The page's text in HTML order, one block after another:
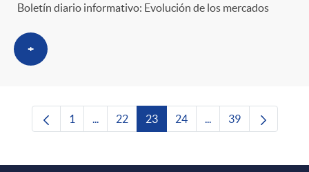
Boletín diario informativo: Evolución de los mercados
+
Página
1 Páginas intermedias Use TAB para
Página
22 Página
23 Página
24 Páginas intermedias
Página
39